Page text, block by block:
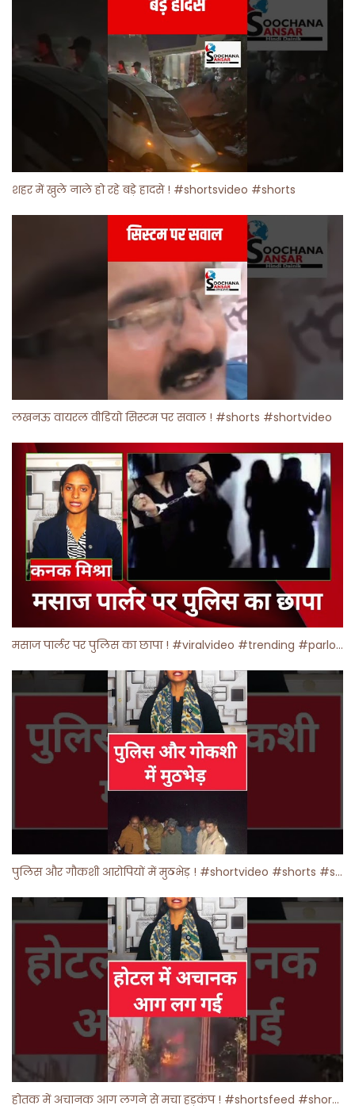
शहर में खुले नाले हो रहे बड़े हादसे ! #shortsvideo #shorts
लखनऊ वायरल वीडियो सिस्टम पर सवाल ! #shorts #shortvideo
मसाज पार्लर पर पुलिस का छापा ! #viralvideo #trending #parlour
पुलिस और गौकशी आरोपियों में मुठभेड़ ! #shortvideo #shorts #shortsfeed
होतक में अचानक आग लगने से मचा हड़कंप ! #shortsfeed #shorts #viralshorts